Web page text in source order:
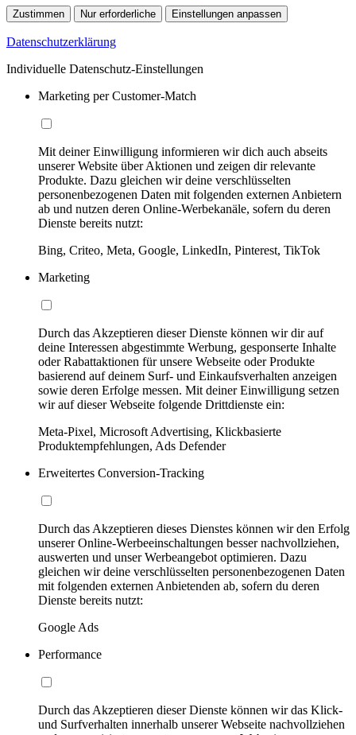
Zustimmen Nur erforderliche Einstellungen anpassen
Datenschutzerklärung
Individuelle Datenschutz-Einstellungen
Marketing per Customer-Match
Mit deiner Einwilligung informieren wir dich auch abseits
unserer Website über Aktionen und zeigen dir relevante
Produkte. Dazu gleichen wir deine verschlüsselten
personenbezogenen Daten mit folgenden externen Anbietern
ab und nutzen deren Online-Werbekanäle, sofern du deren
Dienste bereits nutzt:
Bing, Criteo, Meta, Google, LinkedIn, Pinterest, TikTok
Marketing
Durch das Akzeptieren dieser Dienste können wir dir auf
deine Interessen abgestimmte Werbung, gesponserte Inhalte
oder Rabattaktionen für unsere Webseite oder Produkte
basierend auf deinem Surf- und Einkaufsverhalten anzeigen
sowie deren Erfolge messen. Mit deiner Einwilligung setzen
wir auf dieser Webseite folgende Drittdienste ein:
Meta-Pixel, Microsoft Advertising, Klickbasierte
Produktempfehlungen, Ads Defender
Erweitertes Conversion-Tracking
Durch das Akzeptieren dieses Dienstes können wir den Erfolg
unserer Online-Werbeeinschaltungen besser nachvollziehen,
auswerten und unser Werbeangebot optimieren. Dazu
gleichen wir deine verschlüsselten personenbezogenen Daten
mit folgenden externen Anbietenden ab, sofern du deren
Dienste bereits nutzt:
Google Ads
Performance
Durch das Akzeptieren dieser Dienste können wir das Klick-
und Surfverhalten innerhalb unserer Webseite nachvollziehen